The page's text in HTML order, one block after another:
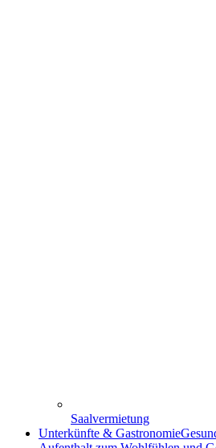
Saalvermietung
Unterkünfte & Gastronomie